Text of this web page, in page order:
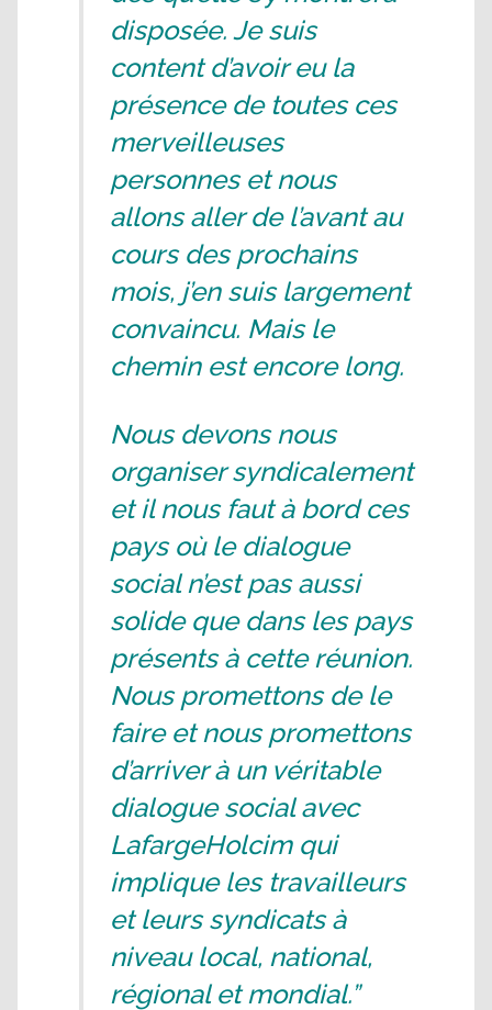
disposée. Je suis
content d’avoir eu la
présence de toutes ces
merveilleuses
personnes et nous
allons aller de l’avant au
cours des prochains
mois, j’en suis largement
convaincu. Mais le
chemin est encore long.
Nous devons nous
organiser syndicalement
et il nous faut à bord ces
pays où le dialogue
social n’est pas aussi
solide que dans les pays
présents à cette réunion.
Nous promettons de le
faire et nous promettons
d’arriver à un véritable
dialogue social avec
LafargeHolcim qui
implique les travailleurs
et leurs syndicats à
niveau local, national,
régional et mondial.”